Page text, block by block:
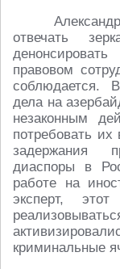
отвечать
правовом
соблюдается.
дела на
незаконным
потребовать
задержания
диаспоры в
работе на
эксперт,
криминальные